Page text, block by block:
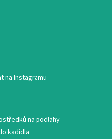
na Instagramu
na podlahy
kadidla